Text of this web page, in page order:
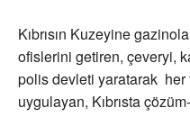
Kıbrısın Kuzeyine
ofislerini getiren, çeveryi,
polis devleti yaratarak her
uygulayan, Kıbrısta